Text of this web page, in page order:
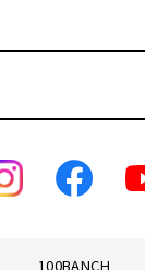
100BANCH